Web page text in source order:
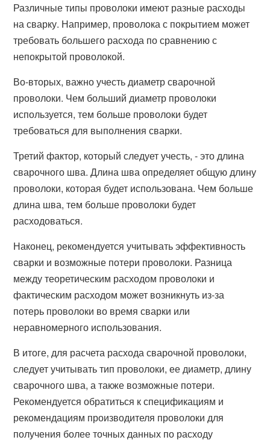
Различные типы проволоки имеют разные расходы
на сварку. Например, проволока с покрытием может
требовать большего расхода по сравнению с
непокрытой проволокой.
Во-вторых, важно учесть диаметр сварочной
проволоки. Чем больший диаметр проволоки
используется, тем больше проволоки будет
требоваться для выполнения сварки.
Третий фактор, который следует учесть, - это длина
сварочного шва. Длина шва определяет общую длину
проволоки, которая будет использована. Чем больше
длина шва, тем больше проволоки будет
расходоваться.
Наконец, рекомендуется учитывать эффективность
сварки и возможные потери проволоки. Разница
между теоретическим расходом проволоки и
фактическим расходом может возникнуть из-за
потерь проволоки во время сварки или
неравномерного использования.
В итоге, для расчета расхода сварочной проволоки,
следует учитывать тип проволоки, ее диаметр, длину
сварочного шва, а также возможные потери.
Рекомендуется обратиться к спецификациям и
рекомендациям производителя проволоки для
получения более точных данных по расходу